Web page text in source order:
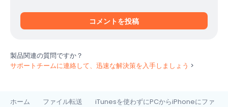
製品関連の質問ですか？
サポートチームに連絡して、迅速な解決策を入手しましょう >
ホーム ファイル転送
iTunesを使わずにPCからiPhoneにファ